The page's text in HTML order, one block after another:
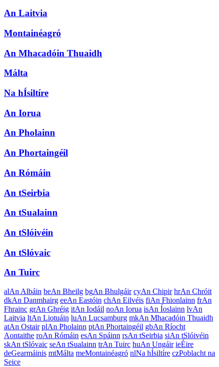
An Laitvia
Montainéagró
An Mhacadóin Thuaidh
Málta
Na hÍsiltíre
An Iorua
An Pholainn
An Phortaingéil
An Rómáin
An tSeirbia
An tSualainn
An tSlóivéin
An tSlóvaic
An Tuirc
alAn Albáin beAn Bheilg bgAn Bhulgáir cyAn Chipir hrAn Chróit
dkAn Danmhairg eeAn Eastóin chAn Eilvéis fiAn Fhionlainn frAn
Fhrainc grAn Ghréig itAn Iodáil noAn Iorua isAn Íoslainn lvAn
Laitvia ltAn Liotuáin luAn Lucsamburg mkAn Mhacadóin Thuaidh
atAn Ostair plAn Pholainn ptAn Phortaingéil gbAn Ríocht
Aontaithe roAn Rómáin esAn Spáinn rsAn tSeirbia siAn tSlóivéin
skAn tSlóvaic seAn tSualainn trAn Tuirc huAn Ungáir ieÉire
deGearmáinis mtMálta meMontainéagró nlNa hÍsiltíre czPoblacht na
Seice